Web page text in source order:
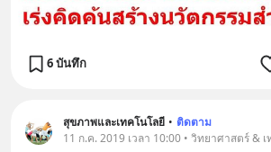
6 บันทึก
สุขภาพและเทคโนโลยี • ติดตาม
11 ก.ค. 2019 เวลา 10:00 • วิทยาศาสตร์ &